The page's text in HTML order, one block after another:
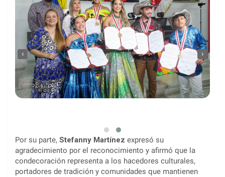
‹ ›
Por su parte, Stefanny Martínez expresó su
agradecimiento por el reconocimiento y afirmó que la
condecoración representa a los hacedores culturales,
portadores de tradición y comunidades que mantienen